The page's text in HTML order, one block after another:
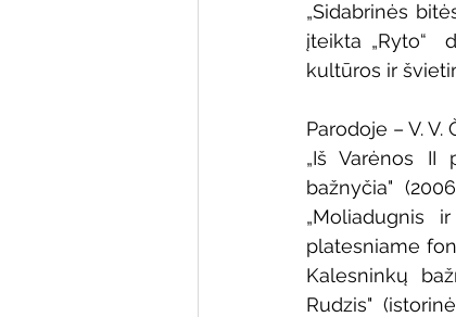
„Sidabrinės
įteikta „Ryto“
kultūros ir
Parodoje – V.
„Iš Varėnos II
bažnyčia"
„Moliadugnis
platesniame
Kalesninkų
Rudzis"